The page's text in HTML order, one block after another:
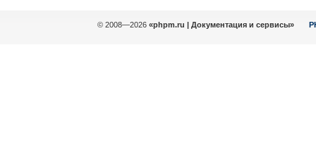
© 2008—2026 «phpm.ru | Документация и сервисы»